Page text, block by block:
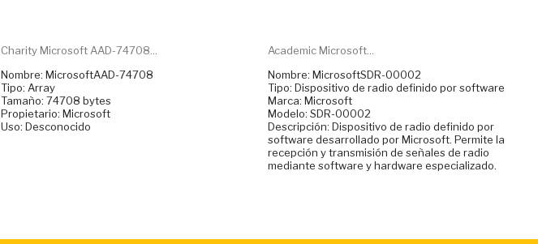
Charity Microsoft AAD-74708...
Nombre: MicrosoftAAD-74708
Tipo: Array
Tamaño: 74708 bytes
Propietario: Microsoft
Uso: Desconocido
Academic Microsoft...
Nombre: MicrosoftSDR-00002
Tipo: Dispositivo de radio definido por software
Marca: Microsoft
Modelo: SDR-00002
Descripción: Dispositivo de radio definido por
software desarrollado por Microsoft. Permite la
recepción y transmisión de señales de radio
mediante software y hardware especializado.